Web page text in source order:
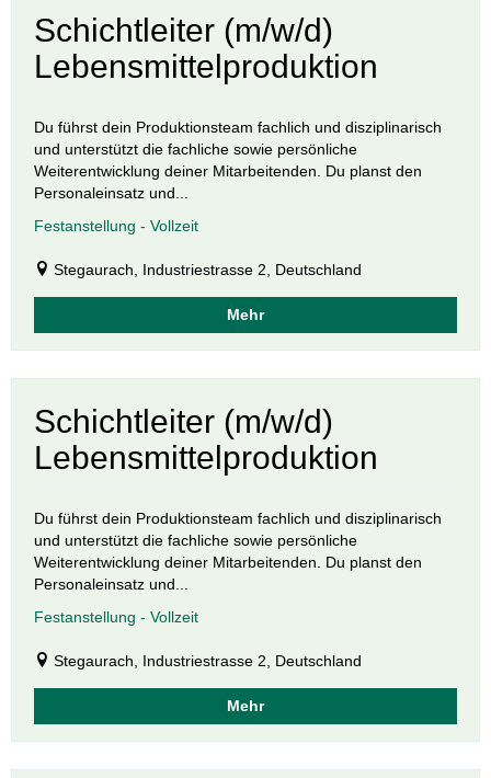
Schichtleiter (m/w/d)
Lebensmittelproduktion
Du führst dein Produktionsteam fachlich und disziplinarisch
und unterstützt die fachliche sowie persönliche
Weiterentwicklung deiner Mitarbeitenden. Du planst den
Personaleinsatz und...
Festanstellung - Vollzeit
Stegaurach, Industriestrasse 2, Deutschland
Mehr
Schichtleiter (m/w/d)
Lebensmittelproduktion
Du führst dein Produktionsteam fachlich und disziplinarisch
und unterstützt die fachliche sowie persönliche
Weiterentwicklung deiner Mitarbeitenden. Du planst den
Personaleinsatz und...
Festanstellung - Vollzeit
Stegaurach, Industriestrasse 2, Deutschland
Mehr